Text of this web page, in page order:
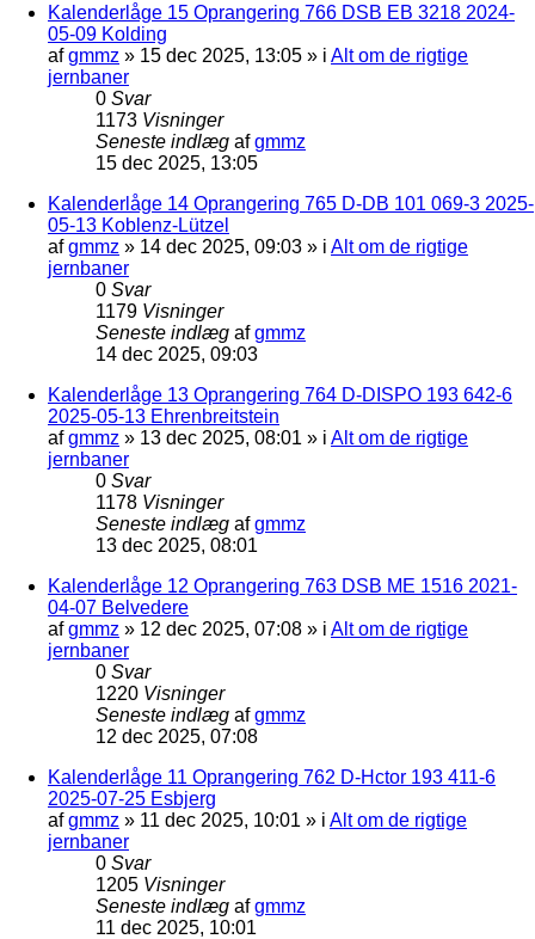
Kalenderlåge 15 Oprangering 766 DSB EB 3218 2024-
05-09 Kolding
afgmmz » 15 dec 2025, 13:05 » i Alt om de rigtige
jernbaner
0 Svar
1173 Visninger
Seneste indlæg afgmmz
15 dec 2025, 13:05
Kalenderlåge 14 Oprangering 765 D-DB 101 069-3 2025-
05-13 Koblenz-Lützel
afgmmz » 14 dec 2025, 09:03 » i Alt om de rigtige
jernbaner
0 Svar
1179 Visninger
Seneste indlæg afgmmz
14 dec 2025, 09:03
Kalenderlåge 13 Oprangering 764 D-DISPO 193 642-6
2025-05-13 Ehrenbreitstein
afgmmz » 13 dec 2025, 08:01 » i Alt om de rigtige
jernbaner
0 Svar
1178 Visninger
Seneste indlæg afgmmz
13 dec 2025, 08:01
Kalenderlåge 12 Oprangering 763 DSB ME 1516 2021-
04-07 Belvedere
afgmmz » 12 dec 2025, 07:08 » i Alt om de rigtige
jernbaner
0 Svar
1220 Visninger
Seneste indlæg afgmmz
12 dec 2025, 07:08
Kalenderlåge 11 Oprangering 762 D-Hctor 193 411-6
2025-07-25 Esbjerg
afgmmz » 11 dec 2025, 10:01 » i Alt om de rigtige
jernbaner
0 Svar
1205 Visninger
Seneste indlæg afgmmz
11 dec 2025, 10:01